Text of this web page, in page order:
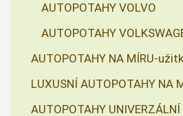
AUTOPOTAHY VOLVO
AUTOPOTAHY
AUTOPOTAHY NA MÍRU-
LUXUSNÍ AUTOPOTAHY NA
AUTOPOTAHY UNIVERZÁLNÍ